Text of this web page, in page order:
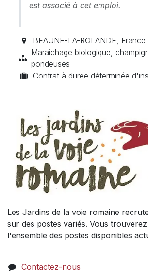
est associé à cet emploi.
BEAUNE-LA-ROLANDE, France
Maraichage biologique,
pondeuses
Contrat à durée déterminée
Les Jardins de la voie romaine
sur des postes variés. Vous
l'ensemble des postes disponibles
Contactez-nous